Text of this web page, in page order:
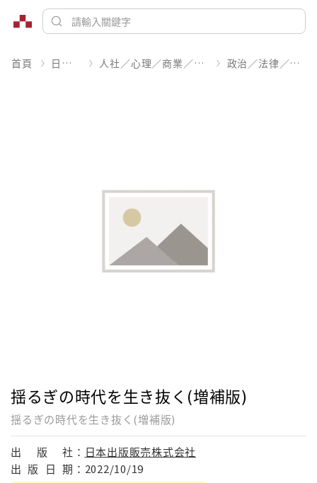
首頁 日文書 人社／心理／商業／其他 政治／法律／社會
揺るぎの時代を生き抜く(増補版)
揺るぎの時代を生き抜く(増補版)
出 版 社： 日本出版販売株式会社
出 版 日 期： 2022/10/19